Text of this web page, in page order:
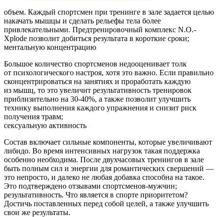
объем. Каждый спортсмен при тренинге в зале задается целью
накачать мышцы и сделать рельефы тела более
привлекательными. Предтренировочный комплекс N.O.-
Xplode позволит добиться результата в короткие сроки;
ментальную концентрацию
Большое количество спортсменов недооценивает толк
от психологического настроя, хотя это важно. Если правильно
сконцентрироваться на занятиях и проработать каждую
из мышц, то это увеличит результативность тренировок
приблизительно на 30-40%, а также позволит улучшить
технику выполнения каждого упражнения и снизит риск
получения травм;
сексуальную активность
Состав включает сильные компоненты, которые увеличивают
либидо. Во время интенсивных нагрузок такая поддержка
особенно необходима. После двухчасовых тренингов в зале
быть полным сил и энергии для романтических свершений —
это непросто, и далеко не любая добавка способна на такое.
Это подтверждено отзывами спортсменов-мужчин;
результативность. Что является в спорте приоритетом?
Достичь поставленных перед собой целей, а также улучшить
свои же результаты.